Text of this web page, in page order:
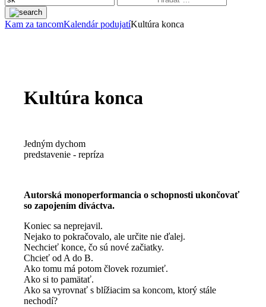
Kam za tancomKalendár podujatíKultúra konca
Kultúra konca
Jedným dychom
predstavenie - repríza
Autorská monoperformancia o schopnosti ukončovať
so zapojením diváctva.
Koniec sa neprejavil.
Nejako to pokračovalo, ale určite nie ďalej.
Nechcieť konce, čo sú nové začiatky.
Chcieť od A do B.
Ako tomu má potom človek rozumieť.
Ako si to pamätať.
Ako sa vyrovnať s blížiacim sa koncom, ktorý stále
nechodí?